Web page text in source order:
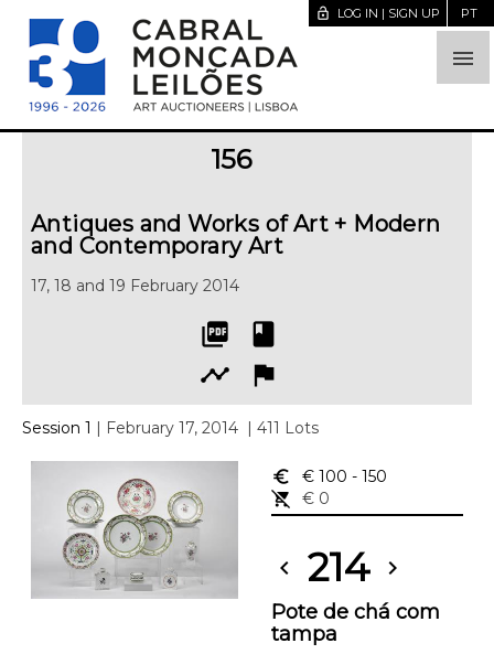

lock_open LOG IN | SIGN UP PT
156
Antiques and Works of Art + Modern
and Contemporary Art
17, 18 and 19 February 2014
picture_as_pdf
book
timeline
flag
Session 1 | February 17, 2014 | 411 Lots
euro_symbol € 100 - 150
remove_shopping_cart
€ 0
chevron_left 214 chevron_right
Pote de chá com
tampa